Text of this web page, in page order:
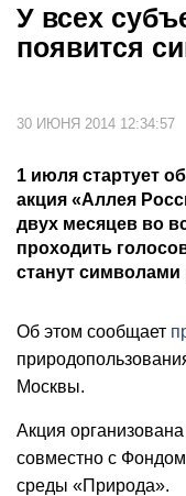
У всех
появится
30 ИЮНЯ 2014 12:34:57
1 июля стартует
акция «Аллея
двух месяцев во
проходить
станут символами
Об этом сообщает
Москвы.
Акция
совместно с
среды «Природа».